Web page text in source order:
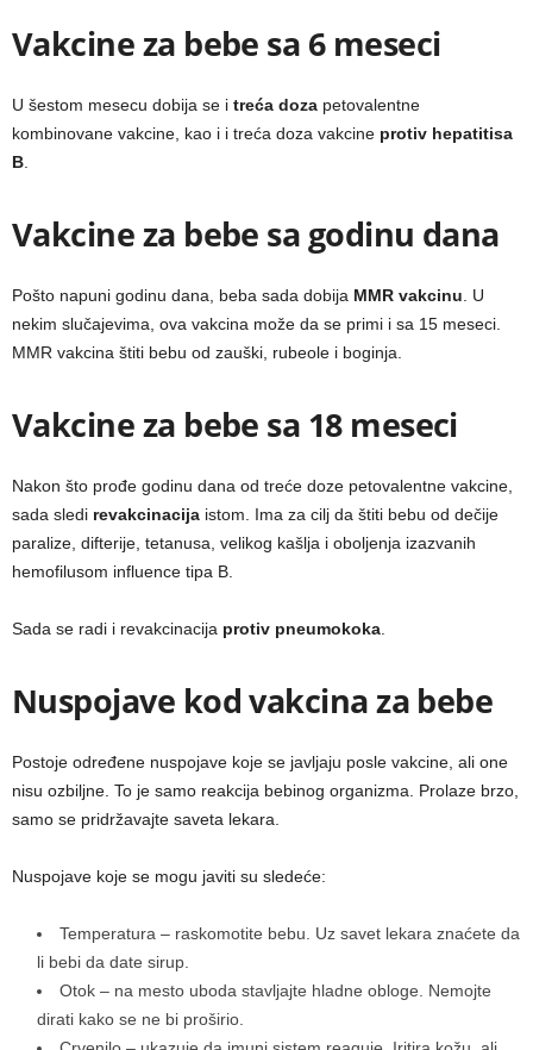
Vakcine za bebe sa 6 meseci
U šestom mesecu dobija se i treća doza petovalentne
kombinovane vakcine, kao i i treća doza vakcine protiv hepatitisa
B.
Vakcine za bebe sa godinu dana
Pošto napuni godinu dana, beba sada dobija MMR vakcinu. U
nekim slučajevima, ova vakcina može da se primi i sa 15 meseci.
MMR vakcina štiti bebu od zauški, rubeole i boginja.
Vakcine za bebe sa 18 meseci
Nakon što prođe godinu dana od treće doze petovalentne vakcine,
sada sledi revakcinacija istom. Ima za cilj da štiti bebu od dečije
paralize, difterije, tetanusa, velikog kašlja i oboljenja izazvanih
hemofilusom influence tipa B.
Sada se radi i revakcinacija protiv pneumokoka.
Nuspojave kod vakcina za bebe
Postoje određene nuspojave koje se javljaju posle vakcine, ali one
nisu ozbiljne. To je samo reakcija bebinog organizma. Prolaze brzo,
samo se pridržavajte saveta lekara.
Nuspojave koje se mogu javiti su sledeće:
Temperatura – raskomotite bebu. Uz savet lekara znaćete da
li bebi da date sirup.
Otok – na mesto uboda stavljajte hladne obloge. Nemojte
dirati kako se ne bi proširio.